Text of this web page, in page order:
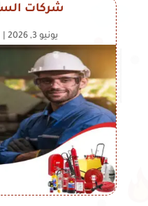
شركات
يونيو 3, 2026